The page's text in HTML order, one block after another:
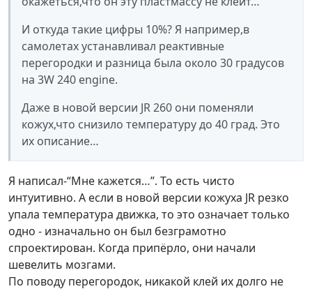
И откуда такие цифры 10%? Я например,в
самолетах устанавливал реактивные
перегородки и разница была около 30 градусов
на 3W 240 engine.
Даже в новой версии JR 260 они поменяли
кожух,что снизило температуру до 40 град. Это
их описание…
Я написал-“Мне кажется…”. То есть чисто
интуитивно. А если в новой версии кожуха JR резко
упала температура движка, то это означает только
одно - изначально он был безграмотно
спроектирован. Когда припёрло, они начали
шевелить мозгами.
По поводу перегородок, никакой клей их долго не